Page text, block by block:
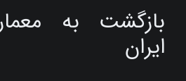
بازگشت به
ایران